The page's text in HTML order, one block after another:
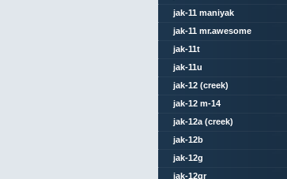
jak-11 maniyak
jak-11 mr.awesome
jak-11t
jak-11u
jak-12 (creek)
jak-12 m-14
jak-12a (creek)
jak-12b
jak-12g
jak-12gr